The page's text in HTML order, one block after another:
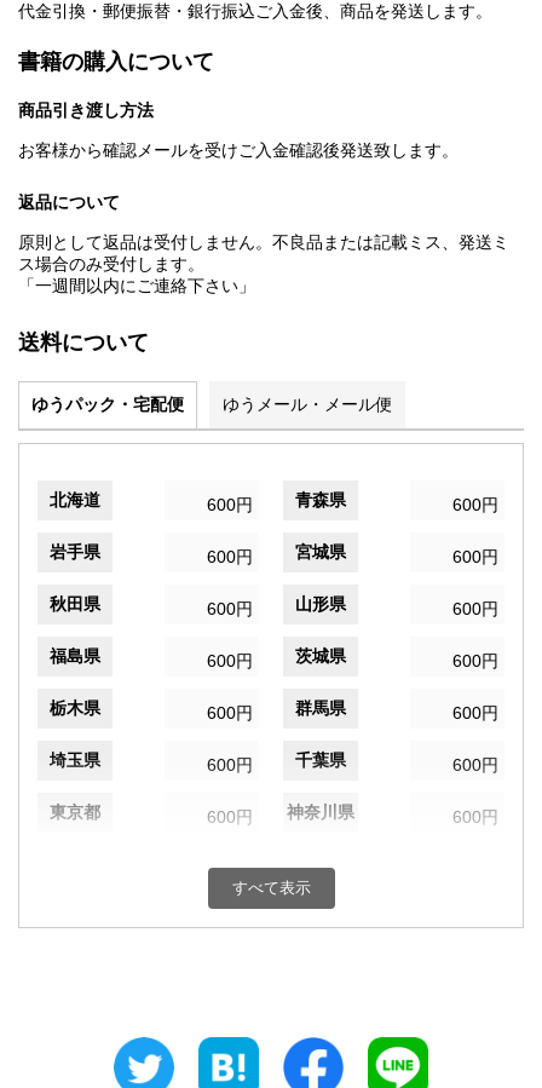
代金引換・郵便振替・銀行振込ご入金後、商品を発送します。
書籍の購入について
商品引き渡し方法
お客様から確認メールを受けご入金確認後発送致します。
返品について
原則として返品は受付しません。不良品または記載ミス、発送ミ
ス場合のみ受付します。
「一週間以内にご連絡下さい」
送料について
ゆうパック・宅配便 ゆうメール・メール便
北海道 600円 青森県 600円
岩手県 600円 宮城県 600円
秋田県 600円 山形県 600円
福島県 600円 茨城県 600円
栃木県 600円 群馬県 600円
埼玉県 600円 千葉県 600円
東京都 600円 神奈川県 600円
600円 富山県
600円 三重県
すべて表示